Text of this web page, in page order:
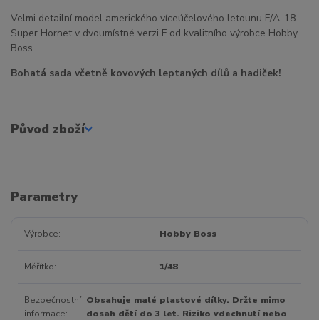
Velmi detailní model amerického víceúčelového letounu F/A-18
Super Hornet v dvoumístné verzi F od kvalitního výrobce Hobby
Boss.
Bohatá sada včetně kovových leptaných dílů a hadiček!
Původ zboží
Parametry
Výrobce Hobby Boss
Měřítko 1/48
Bezpečnostní
informace
Obsahuje malé plastové dílky. Držte mimo
dosah dětí do 3 let. Riziko vdechnutí nebo